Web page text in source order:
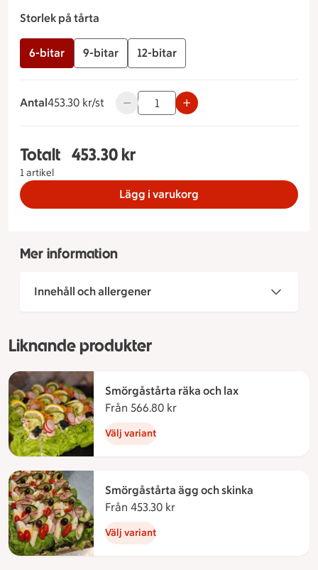
Storlek på tårta
6-bitar 9-bitar 12-bitar
Antal
453.30 kronor styck
453.30 kr/st Använd knapparna för att minska
Totalt
1 artikel
Totalt 1 stycken Smörgåstårta skinka Storlek
453.30 kr
Lägg i varukorg
Mer information
Innehåll och allergener
Liknande produkter
Smörgåstårta räka och lax
Från 566.80 kr
Välj variant
Smörgåstårta ägg och skinka
Från 453.30 kr
Välj variant